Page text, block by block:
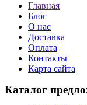
Главная
Блог
О нас
Доставка
Оплата
Контакты
Карта сайта
Каталог